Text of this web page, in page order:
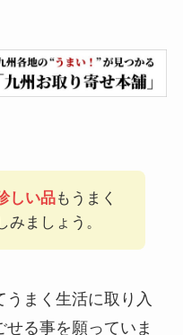
しい品もうまく
みましょう。
まく生活に取り入
せる事を願っていま